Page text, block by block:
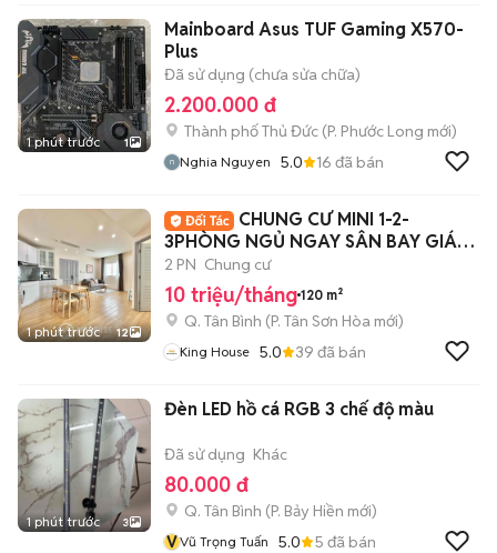
1 phút trước 1
Mainboard Asus TUF Gaming X570-
Plus
Đã sử dụng (chưa sửa chữa)
2.200.000 đ
Thành phố Thủ Đức (P. Phước Long mới)
Nghia Nguyen 5.0 16 đã bán
1 phút trước 12
CHUNG CƯ MINI 1-2-
3PHÒNG NGỦ NGAY SÂN BAY GIÁP
PN Q3
2 PN Chung cư
10 triệu/tháng 120 m²
Q. Tân Bình (P. Tân Sơn Hòa mới)
King House 5.0 39 đã bán
1 phút trước 3
Đèn LED hồ cá RGB 3 chế độ màu
Đã sử dụng Khác
80.000 đ
Q. Tân Bình (P. Bảy Hiền mới)
VVũ Trọng Tuấn 5.0 5 đã bán